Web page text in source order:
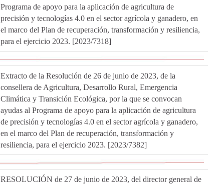
Programa de apoyo para la aplicación de agricultura de
precisión y tecnologías 4.0 en el sector agrícola y ganadero, en
el marco del Plan de recuperación, transformación y resiliencia,
para el ejercicio 2023. [2023/7318]
Extracto de la Resolución de 26 de junio de 2023, de la
consellera de Agricultura, Desarrollo Rural, Emergencia
Climática y Transición Ecológica, por la que se convocan
ayudas al Programa de apoyo para la aplicación de agricultura
de precisión y tecnologías 4.0 en el sector agrícola y ganadero,
en el marco del Plan de recuperación, transformación y
resiliencia, para el ejercicio 2023. [2023/7382]
RESOLUCIÓN de 27 de junio de 2023, del director general de